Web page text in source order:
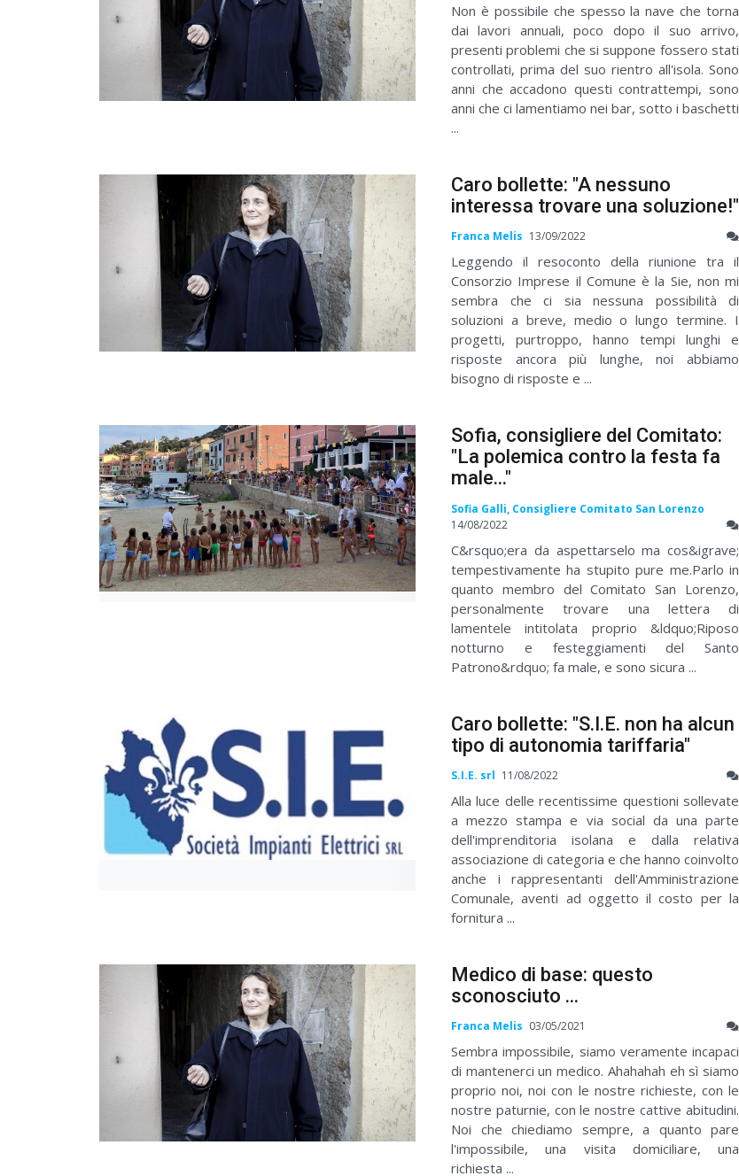
Non è possibile che spesso la nave che torna
dai lavori annuali, poco dopo il suo arrivo,
presenti problemi che si suppone fossero stati
controllati, prima del suo rientro all'isola. Sono
anni che accadono questi contrattempi, sono
anni che ci lamentiamo nei bar, sotto i baschetti
...
Caro bollette: "A nessuno
interessa trovare una soluzione!"
Franca Melis 13/09/2022
Leggendo il resoconto della riunione tra il
Consorzio Imprese il Comune è la Sie, non mi
sembra che ci sia nessuna possibilità di
soluzioni a breve, medio o lungo termine. I
progetti, purtroppo, hanno tempi lunghi e
risposte ancora più lunghe, noi abbiamo
bisogno di risposte e ...
Sofia, consigliere del Comitato:
"La polemica contro la festa fa
male..."
Sofia Galli, Consigliere Comitato San Lorenzo
14/08/2022
C&rsquo;era da aspettarselo ma cos&igrave;
tempestivamente ha stupito pure me.Parlo in
quanto membro del Comitato San Lorenzo,
personalmente trovare una lettera di
lamentele intitolata proprio &ldquo;Riposo
notturno e festeggiamenti del Santo
Patrono&rdquo; fa male, e sono sicura ...
Caro bollette: "S.I.E. non ha alcun
tipo di autonomia tariffaria"
S.I.E. srl 11/08/2022
Alla luce delle recentissime questioni sollevate
a mezzo stampa e via social da una parte
dell'imprenditoria isolana e dalla relativa
associazione di categoria e che hanno coinvolto
anche i rappresentanti dell'Amministrazione
Comunale, aventi ad oggetto il costo per la
fornitura ...
Medico di base: questo
sconosciuto ...
Franca Melis 03/05/2021
Sembra impossibile, siamo veramente incapaci
di mantenerci un medico. Ahahahah eh sì siamo
proprio noi, noi con le nostre richieste, con le
nostre paturnie, con le nostre cattive abitudini.
Noi che chiediamo sempre, a quanto pare
l'impossibile, una visita domiciliare, una
richiesta ...